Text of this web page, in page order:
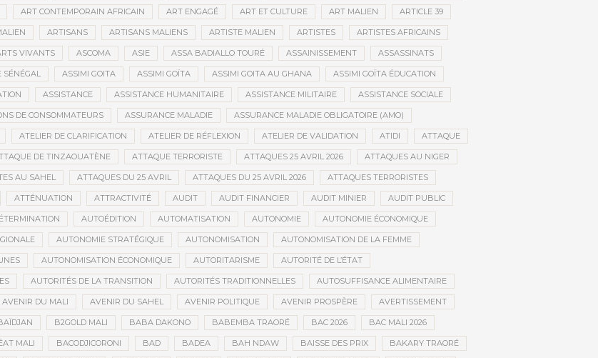
ART CONTEMPORAIN AFRICAIN ART ENGAGÉ ART ET CULTURE ART MALIEN ARTICLE 39
ARTISANS ARTISANS MALIENS ARTISTE MALIEN ARTISTES ARTISTES AFRICAINS
VIVANTS ASCOMA ASIE ASSA BADIALLO TOURÉ ASSAINISSEMENT ASSASSINATS
SÉNÉGAL ASSIMI GOITA ASSIMI GOÏTA ASSIMI GOITA AU GHANA ASSIMI GOÏTA ÉDUCATION
ASSISTANCE ASSISTANCE HUMANITAIRE ASSISTANCE MILITAIRE ASSISTANCE SOCIALE
DE CONSOMMATEURS ASSURANCE MALADIE ASSURANCE MALADIE OBLIGATOIRE (AMO)
ATELIER DE CLARIFICATION ATELIER DE RÉFLEXION ATELIER DE VALIDATION ATIDI ATTAQUE
DE TINZAOUATÈNE ATTAQUE TERRORISTE ATTAQUES 25 AVRIL 2026 ATTAQUES AU NIGER
AU SAHEL ATTAQUES DU 25 AVRIL ATTAQUES DU 25 AVRIL 2026 ATTAQUES TERRORISTES
ATTÉNUATION ATTRACTIVITÉ AUDIT AUDIT FINANCIER AUDIT MINIER AUDIT PUBLIC
AUTOÉDITION AUTOMATISATION AUTONOMIE AUTONOMIE ÉCONOMIQUE
AUTONOMIE STRATÉGIQUE AUTONOMISATION AUTONOMISATION DE LA FEMME
AUTONOMISATION ÉCONOMIQUE AUTORITARISME AUTORITÉ DE L’ÉTAT
AUTORITÉS DE LA TRANSITION AUTORITÉS TRADITIONNELLES AUTOSUFFISANCE ALIMENTAIRE
AVENIR DU MALI AVENIR DU SAHEL AVENIR POLITIQUE AVENIR PROSPÈRE AVERTISSEMENT
B2GOLD MALI BABA DAKONO BABEMBA TRAORÉ BAC 2026 BAC MALI 2026
MALI BACODJICORONI BAD BADEA BAH NDAW BAISSE DES PRIX BAKARY TRAORÉ